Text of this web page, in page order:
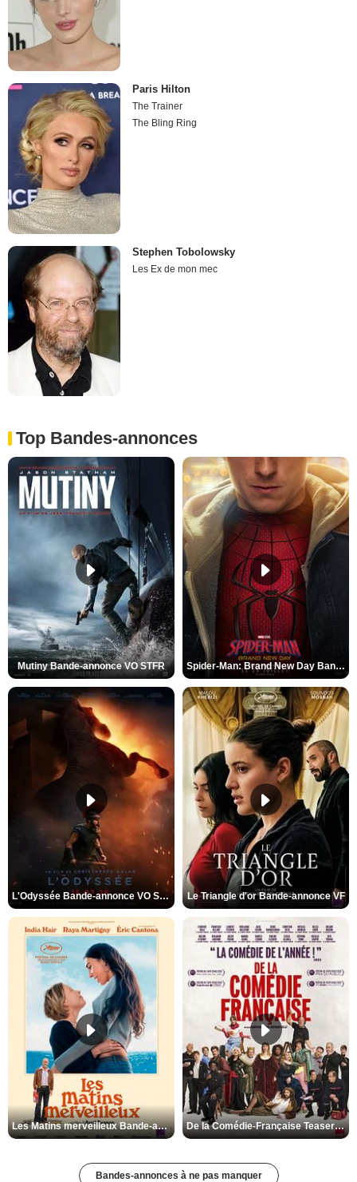
Paris Hilton
The Trainer
The Bling Ring
Stephen Tobolowsky
Les Ex de mon mec
Top Bandes-annonces
Mutiny Bande-annonce VO STFR Spider-Man: Brand New Day Bande-annonce VO STFR
L'Odyssée Bande-annonce VO STFR Le Triangle d'or Bande-annonce VF
Les Matins merveilleux Bande-annonce VF De la Comédie-Française Teaser VF
Bandes-annonces à ne pas manquer